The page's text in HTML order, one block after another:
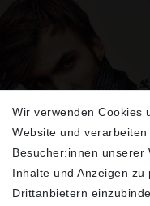
Sehen Sie sich
Wir verwenden Cookies
Website und
Besucher:innen unserer
Inhalte und Anzeigen
Drittanbietern